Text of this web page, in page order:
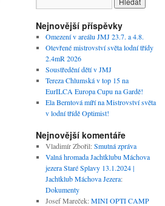
Nejnovější příspěvky
Omezení v areálu JMJ 23.7. a 4.8.
Otevřené mistrovství světa lodní třídy
2.4mR 2026
Soustředění dětí v JMJ
Tereza Chlumská v top 15 na
EurILCA Europa Cupu na Gardě!
Ela Berntová míří na Mistrovství světa
v lodní třídě Optimist!
Nejnovější komentáře
Vladimír Zbořil:Smutná zpráva
Valná hromada Jachtklubu Máchova
jezera Staré Splavy 13.1.2024 |
Jachtklub Máchova Jezera:
Dokumenty
Josef Mareček:MINI OPTI CAMP